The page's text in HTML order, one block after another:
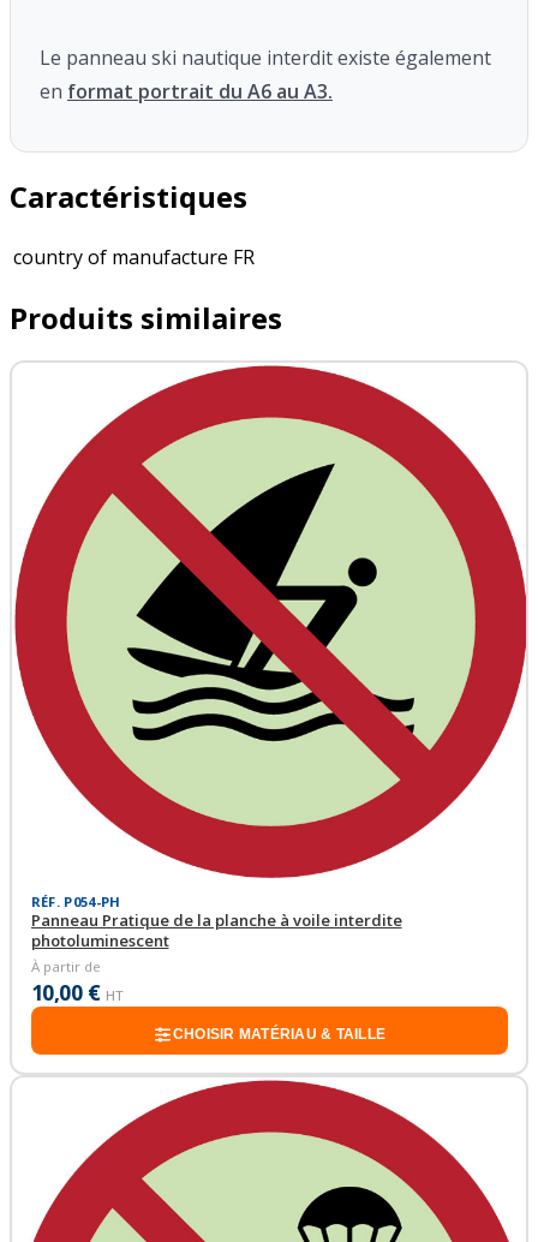
Le panneau ski nautique interdit existe également
en format portrait du A6 au A3.
Caractéristiques
country of manufacture FR
Produits similaires
RÉF. P054-PH
Panneau Pratique de la planche à voile interdite
photoluminescent
À partir de
10,00 € HT
CHOISIR MATÉRIAU & TAILLE